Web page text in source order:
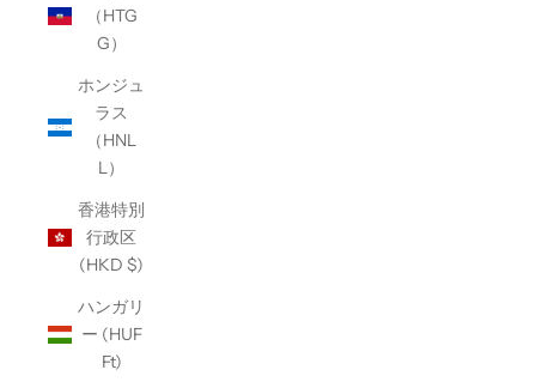
（HTG
G）
ホンジュ
ラス
（HNL
L）
香港特別
行政区
(HKD $)
ハンガリ
ー (HUF
Ft)